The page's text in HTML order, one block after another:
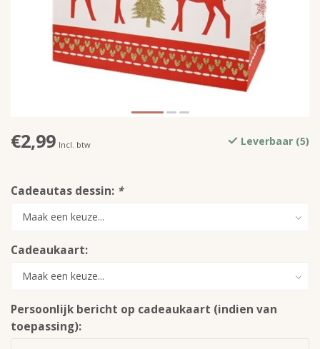
€2,99 Incl. btw Leverbaar (5)
Cadeautas dessin: *
Cadeaukaart:
Persoonlijk bericht op cadeaukaart (indien van
toepassing):